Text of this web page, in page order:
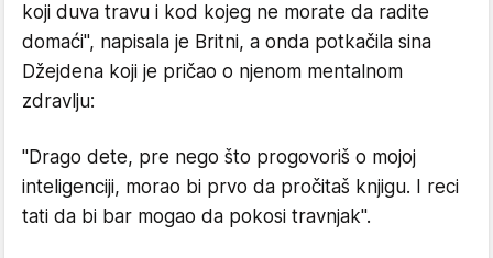
koji duva travu i kod kojeg ne morate da radite
domaći", napisala je Britni, a onda potkačila sina
Džejdena koji je pričao o njenom mentalnom
zdravlju:
"Drago dete, pre nego što progovoriš o mojoj
inteligenciji, morao bi prvo da pročitaš knjigu. I reci
tati da bi bar mogao da pokosi travnjak".